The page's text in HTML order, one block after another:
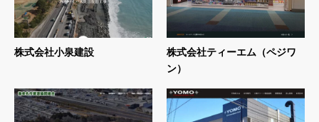
株式会社小泉建設
株式会社ティーエム（ペジワ
ン）